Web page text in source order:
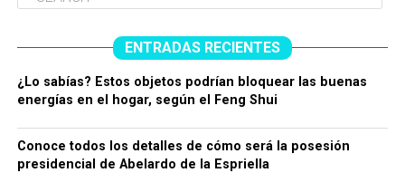
ENTRADAS RECIENTES
¿Lo sabías? Estos objetos podrían bloquear las buenas
energías en el hogar, según el Feng Shui
Conoce todos los detalles de cómo será la posesión
presidencial de Abelardo de la Espriella